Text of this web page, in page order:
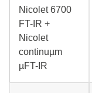
Nicolet 6700
FT-IR +
Nicolet
continuµm
µFT-IR